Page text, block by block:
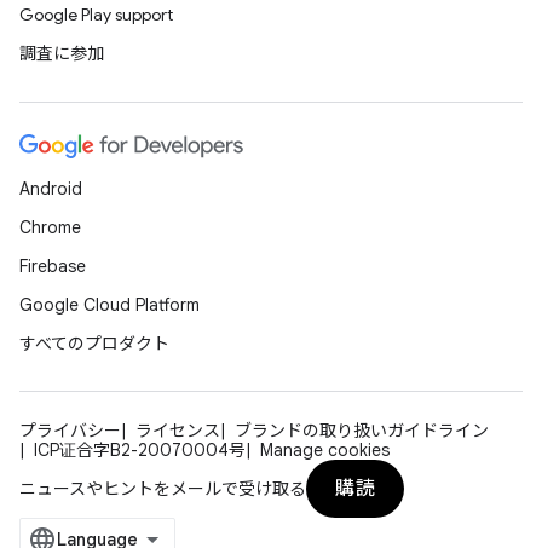
Google Play support
調査に参加
Android
Chrome
Firebase
Google Cloud Platform
すべてのプロダクト
プライバシー ライセンス
ブランドの取り扱いガイドライン
ICP证合字B2-20070004号
Manage cookies
ニュースやヒントをメールで受け取る
購読